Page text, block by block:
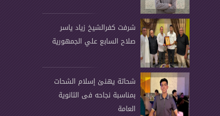
شرفت كفرالشيخ زياد ياسر
صلاح السابع علي الجمهورية
شحاتة يهنئ إسلام الشحات
بمناسبة نجاحه فى الثانوية
العامة